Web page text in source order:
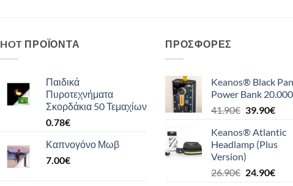
HOT ΠΡΟΪΌΝΤΑ
Παιδικά
Πυροτεχνήματα
Σκορδάκια 50 Τεμαχίων
0.78€
Καπνογόνο Μωβ
7.00€
ΠΡΟΣΦΟΡΈΣ
Keanos® Black
Power Bank 20.000
41.90€ Original
was:
41.90€.
39.90€Η
τιμή
είναι:
Keanos® Atlantic
Headlamp (Plus
Version)
26.90€ Original
24.90€Η